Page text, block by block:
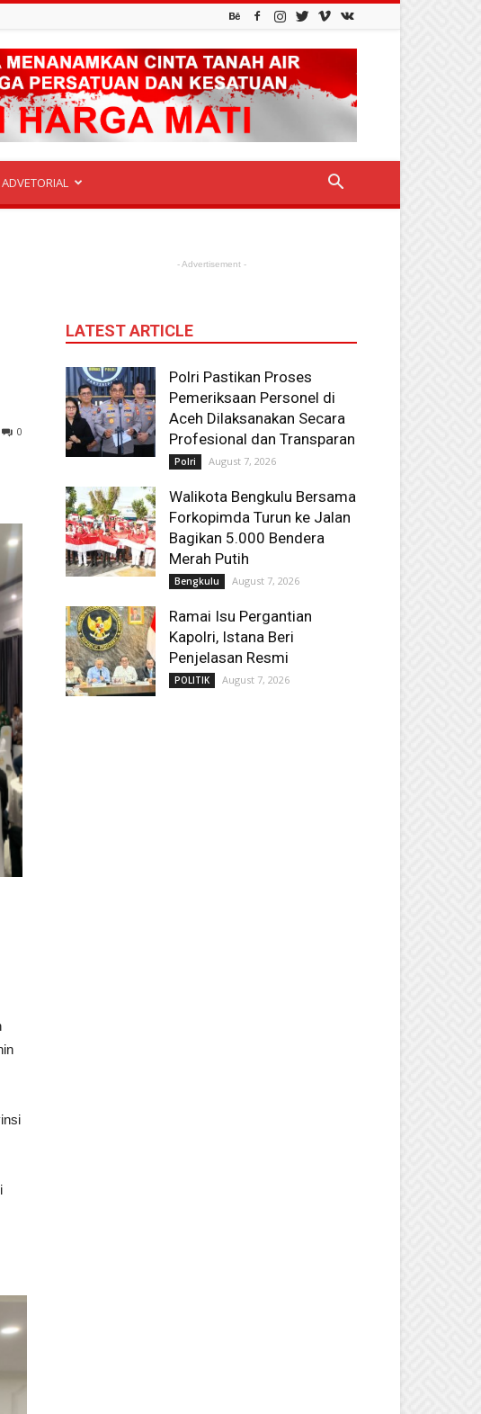
ADVETORIAL
0
- Advertisement -
LATEST ARTICLE
Polri Pastikan Proses
Pemeriksaan Personel di
Aceh Dilaksanakan Secara
Profesional dan Transparan
Polri August 7, 2026
Walikota Bengkulu Bersama
Forkopimda Turun ke Jalan
Bagikan 5.000 Bendera
Merah Putih
Bengkulu August 7, 2026
Ramai Isu Pergantian
Kapolri, Istana Beri
Penjelasan Resmi
POLITIK August 7, 2026